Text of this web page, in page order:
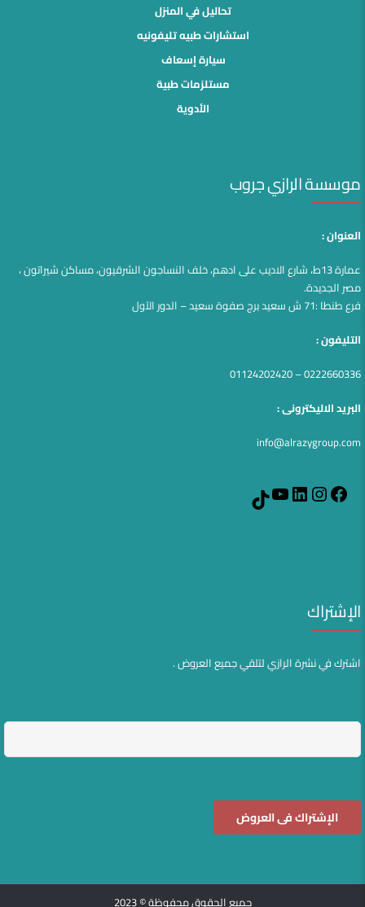
تحاليل في المنزل
استشارات طبيه تليفونيه
سيارة إسعاف
مستلزمات طبية
الأدوية
موسسة الرازي جروب
العنوان :
عمارة 13ط، شارع الاديب على ادهم، خلف النساجون الشرقيون، مساكن شيراتون ،
مصر الجديدة.
فرع طنطا :71 ش سعيد برج صفوة سعيد – الدور الآول
التليفون :
0222660336 – 01124202420
البريد الاليكترونى :
info@alrazygroup.com
Facebook
Instagram
LinkedIn
YouTube
الإشتراك
اشترك في نشرة الرازي لتلقي جميع العروض .
جميع الحقوق محفوظة © 2023